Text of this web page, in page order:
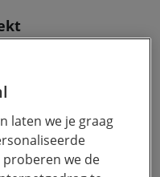
jij
laten we je graag
we de